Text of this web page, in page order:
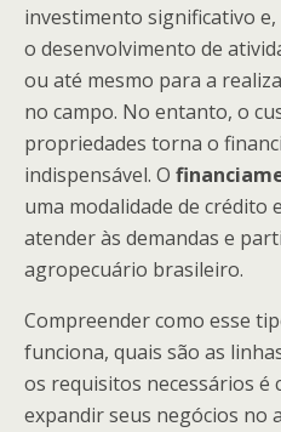
investimento significativo
o desenvolvimento de
ou até mesmo para a
no campo. No entanto, o
propriedades torna o
indispensável. O
uma modalidade de crédito
atender às demandas e
agropecuário brasileiro.
Compreender como esse
funciona, quais são as
os requisitos necessários é
expandir seus negócios no